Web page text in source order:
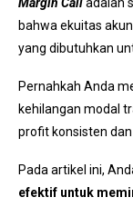
Margin Calladalah
bahwa ekuitas
yang dibutuhkan
Pernahkah Anda
kehilangan modal
profit konsisten
Pada artikel ini,
efektif untuk